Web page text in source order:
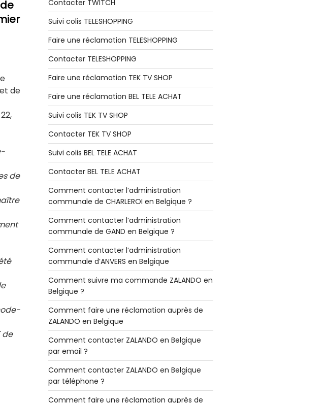
de
de
de
Contacter TWITCH
Suivi colis TELESHOPPING
Faire une réclamation TELESHOPPING
Contacter TELESHOPPING
Faire une réclamation TEK TV SHOP
Faire une réclamation BEL TELE ACHAT
Suivi colis TEK TV SHOP
Contacter TEK TV SHOP
Suivi colis BEL TELE ACHAT
Contacter BEL TELE ACHAT
Comment contacter l’administration
communale de CHARLEROI en Belgique ?
Comment contacter l’administration
communale de GAND en Belgique ?
Comment contacter l’administration
communale d’ANVERS en Belgique
Comment suivre ma commande ZALANDO en
Belgique ?
Comment faire une réclamation auprès de
ZALANDO en Belgique
Comment contacter ZALANDO en Belgique
par email ?
Comment contacter ZALANDO en Belgique
par téléphone ?
Comment faire une réclamation auprès de